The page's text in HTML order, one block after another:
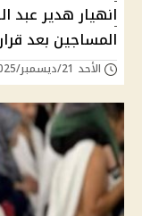
انهيار هدير عبد
المساجين بعد
الأحد 21/ديسمبر/2025 - 06:52 م